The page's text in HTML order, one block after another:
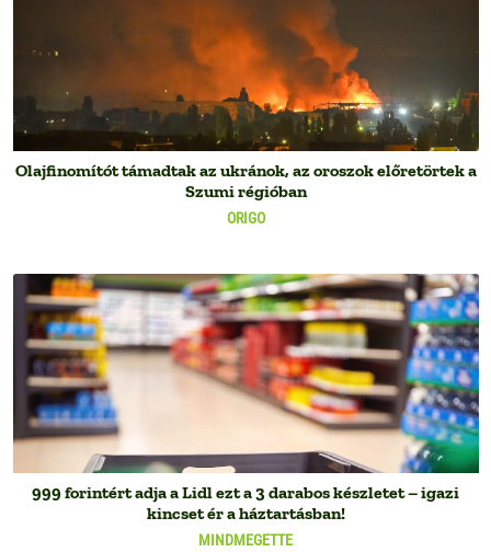
ORIGO
Olajfinomítót támadtak az ukránok, az oroszok előretörtek a
Szumi régióban
MINDMEGETTE
999 forintért adja a Lidl ezt a 3 darabos készletet – igazi
kincset ér a háztartásban!